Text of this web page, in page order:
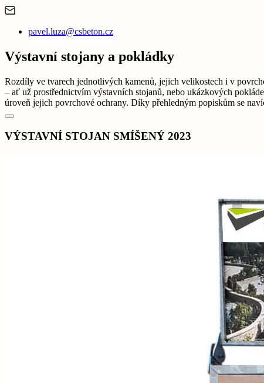
pavel.luza@csbeton.cz
Výstavní stojany a pokládky
Rozdíly ve tvarech jednotlivých kamenů, jejich velikostech i v
– ať už prostřednictvím výstavních stojanů, nebo ukázkových
úroveň jejich povrchové ochrany. Díky přehledným popiskům se
VÝSTAVNÍ STOJAN SMÍŠENÝ 2023